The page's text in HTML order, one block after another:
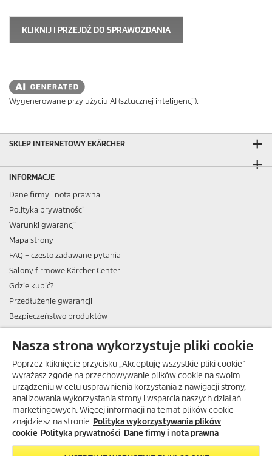
KLIKNIJ I PRZEJDŹ DO SPRAWOZDANIA
Wygenerowane przy użyciu AI (sztucznej inteligencji).
SKLEP INTERNETOWY EKÄRCHER
INFORMACJE
Dane firmy i nota prawna
Polityka prywatności
Warunki gwarancji
Mapa strony
FAQ – często zadawane pytania
Salony firmowe Kärcher Center
Gdzie kupić?
Przedłużenie gwarancji
Bezpieczeństwo produktów
ADRES
BIURO OBSŁUGI KLIENTA
OPINIE O EKÄRCHER
DOSTAWA W EKÄRCHER
METODY PŁATNOŚCI DOSTĘPNE W EKÄRCHER
Nasza strona wykorzystuje pliki cookie
Poprzez kliknięcie przycisku „Akceptuję wszystkie pliki cookie”
wyrażasz zgodę na przechowywanie plików cookie na swoim
urządzeniu w celu usprawnienia korzystania z nawigacji strony,
analizowania wykorzystania strony i wsparcia naszych działań
marketingowych. Więcej informacji na temat plików cookie
znajdziesz na stronie Polityka wykorzystywania plików
cookie Polityka prywatności Dane firmy i nota prawna